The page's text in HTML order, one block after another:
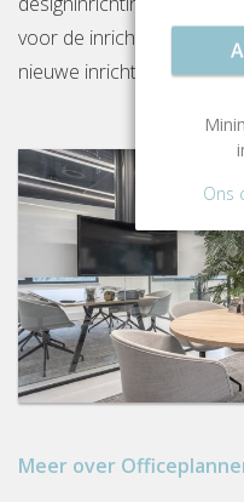
voor de inrichting van
nieuwe inrichting gereed
Meer over
Ons